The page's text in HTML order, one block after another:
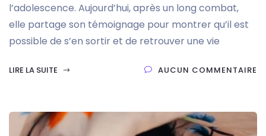
l’adolescence. Aujourd’hui, après un long combat,
elle partage son témoignage pour montrer qu’il est
possible de s’en sortir et de retrouver une vie
LIRE LA SUITE AUCUN COMMENTAIRE